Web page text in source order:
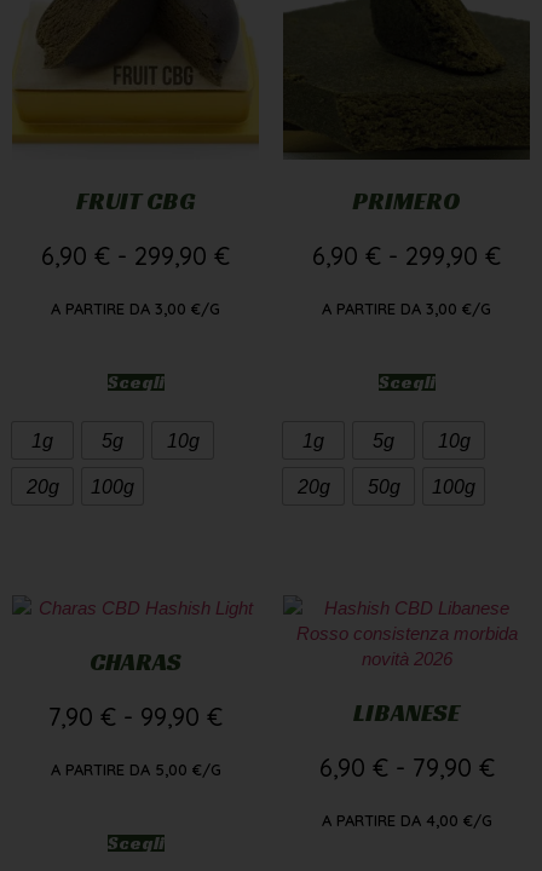
FRUIT CBG
6,90 € - 299,90 €
A PARTIRE DA 3,00 €/G
Scegli
1g 5g 10g
20g 100g
PRIMERO
6,90 € - 299,90 €
A PARTIRE DA 3,00 €/G
Scegli
1g 5g 10g
20g 50g 100g
CHARAS
7,90 € - 99,90 €
A PARTIRE DA 5,00 €/G
Scegli
LIBANESE
6,90 € - 79,90 €
A PARTIRE DA 4,00 €/G